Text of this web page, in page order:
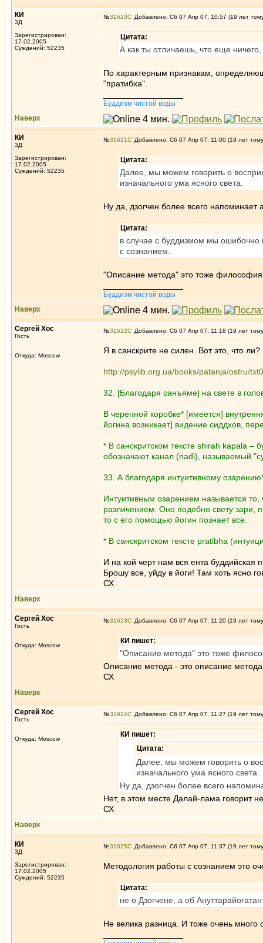
КИ
3Д
Зарегистрирован:
17.02.2005
Суждений: 52235
№31620 Добавлено: Сб 07 Апр 07, 10:57 (19 лет
Цитата:
А как ты отличаешь, что еще
По характерным признакам,
"пратибха".
Буддизм чистой воды
Наверх
КИ
3Д
Зарегистрирован:
17.02.2005
Суждений: 52235
№31621 Добавлено: Сб 07 Апр 07, 11:00 (19 лет
Цитата:
Далее, мы можем говорить о
изначального ума ясного света.
Ну да, дзогчен более всего напоминает
Цитата:
в случае с буддизмом мы
с сознанием.
"Описание метода" это тоже
Буддизм чистой воды
Наверх
Сергей Хос
Гость
Откуда: Moscow
№31622 Добавлено: Сб 07 Апр 07, 11:18 (19 лет
Я в санскрите не силен. Вот это, что ли?
http://psylib.org.ua/books/patanja/ostru/
32. [Благодаря санъяме] на свете в
В черепной коробке* [имеется]
йогина возникает] видение сиддхов,
* В санскритском тексте shirah kapala –
обозначают канал (nadi), называемый
33. А благодаря интуитивному
Интуитивным озарением называется
различением. Оно подобно свету зари,
то с его помощью йогин познает все.
* В санскритском тексте pratibha
И на кой черт нам вся ента буддийская
Брошу все, уйду в йоги! Там хоть ясно
СХ
Наверх
Сергей Хос
Гость
Откуда: Moscow
№31623 Добавлено: Сб 07 Апр 07, 11:20 (19 лет
КИ пишет:
"Описание метода" это тоже
Описание метода - это описание
СХ
Наверх
Сергей Хос
Гость
Откуда: Moscow
№31624 Добавлено: Сб 07 Апр 07, 11:27 (19 лет
КИ пишет:
Цитата:
Далее, мы можем говорить о
изначального ума ясного света.
Ну да, дзогчен более всего
Нет, в этом месте Далай-лама говорит
СХ
Наверх
КИ
3Д
Зарегистрирован:
17.02.2005
Суждений: 52235
№31625 Добавлено: Сб 07 Апр 07, 11:37 (19 лет
Методология работы с сознанием это
Цитата:
не о Дзогчене, а об
Не велика разница. И тоже очень много